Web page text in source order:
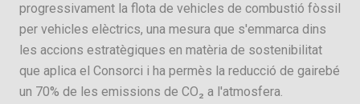
progressivament la flota de vehicles de combustió fòssil
per vehicles elèctrics, una mesura que s'emmarca dins
les accions estratègiques en matèria de sostenibilitat
que aplica el Consorci i ha permès la reducció de gairebé
un 70% de les emissions de CO₂ a l'atmosfera.